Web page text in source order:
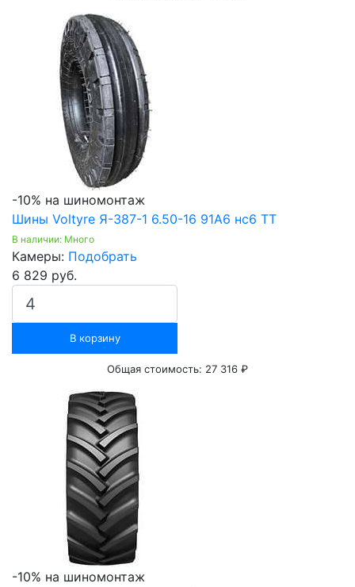
-10% на шиномонтаж
Шины Voltyre Я-387-1 6.50-16 91A6 нс6 ТТ
В наличии: Много
Камеры: Подобрать
6 829 руб.
В корзину
Общая стоимость: 27 316 ₽
-10% на шиномонтаж